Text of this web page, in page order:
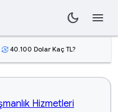
dark_mode menu
currency_exchange 40.100 Dolar Kaç TL?